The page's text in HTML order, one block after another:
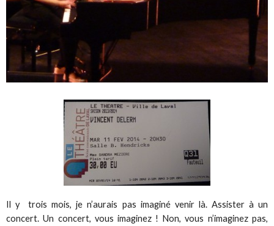
Il y trois mois, je n’aurais pas imaginé venir là. Assister à un
concert. Un concert, vous imaginez ! Non, vous n’imaginez pas,